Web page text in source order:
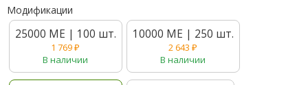
Модификации
25000 МЕ | 100 шт.
1 769₽
В наличии
10000 МЕ | 250 шт.
2 643₽
В наличии